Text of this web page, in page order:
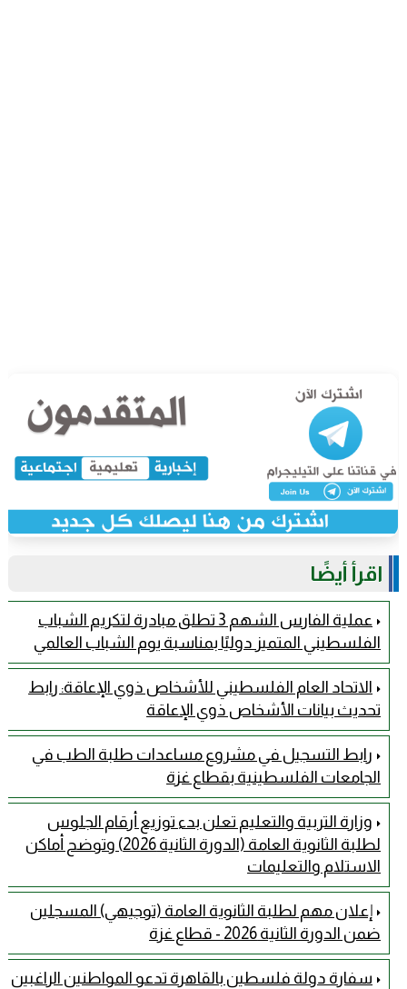
اقرأ أيضًا
عملية الفارس الشهم 3 تطلق مبادرة لتكريم الشباب
الفلسطيني المتميز دوليًا بمناسبة يوم الشباب العالمي
الاتحاد العام الفلسطيني للأشخاص ذوي الإعاقة: رابط
تحديث بيانات الأشخاص ذوي الإعاقة
رابط التسجيل في مشروع مساعدات طلبة الطب في
الجامعات الفلسطينية بقطاع غزة
وزارة التربية والتعليم تعلن بدء توزيع أرقام الجلوس
لطلبة الثانوية العامة (الدورة الثانية 2026) وتوضح أماكن
الاستلام والتعليمات
إعلان مهم لطلبة الثانوية العامة (توجيهي) المسجلين
ضمن الدورة الثانية 2026 - قطاع غزة
سفارة دولة فلسطين بالقاهرة تدعو المواطنين الراغبين